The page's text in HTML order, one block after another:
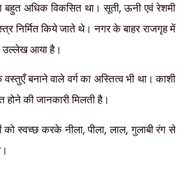
बहुत अधिक विकसित था। सूती,ऊनी एवं रेशमी
निर्मित किये जाते थे। नगर के बाहर राजगृह में
उल्लेख आया है।
बनाने वाले वर्ग का अस्तित्व भी था। काशी
होने की जानकारी मिलती है।
को स्वच्छ करके नीला,पीला,लाल,गुलाबी रंग से